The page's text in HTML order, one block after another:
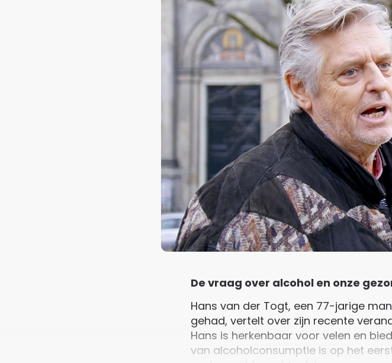
De vraag over alcohol en onze
Hans van der Togt, een 77-jarige
gehad, vertelt over zijn recente
Hans is herkenbaar voor velen en
van alcoholconsumptie is op het